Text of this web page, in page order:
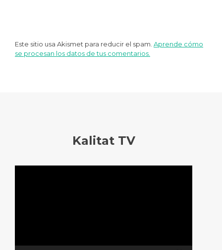
Este sitio usa Akismet para reducir el spam. Aprende cómo
se procesan los datos de tus comentarios.
Kalitat TV